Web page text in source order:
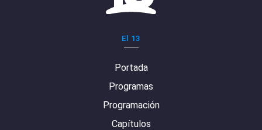
El 13
Portada
Programas
Programación
Capítulos